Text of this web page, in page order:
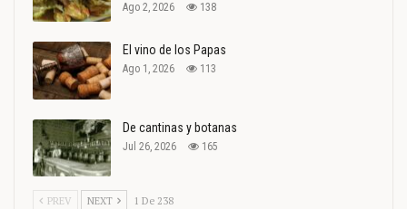
Ago 2, 2026 138
El vino de los Papas
Ago 1, 2026 113
De cantinas y botanas
Jul 26, 2026 165
PREV NEXT 1 De 238